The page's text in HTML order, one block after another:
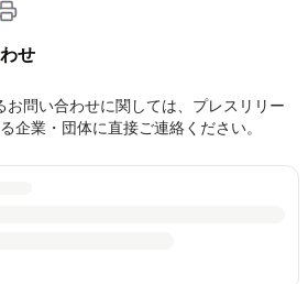
せ
お問い合わせに関しては、プレスリリー
企業・団体に直接ご連絡ください。